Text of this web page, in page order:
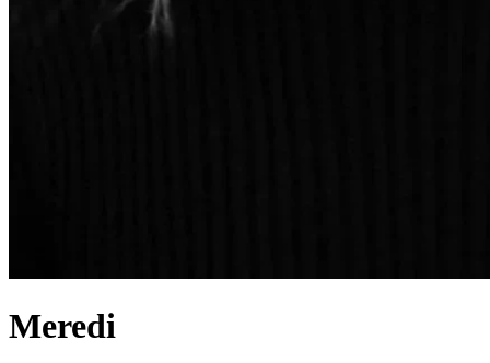
Meredi